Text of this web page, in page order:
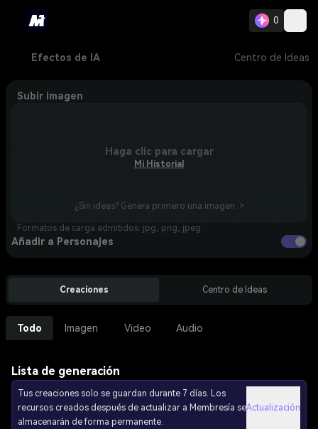
0
Efectos de IA Centro de Ideas
Subir imagen
Haga clic para cargar
Mi Historial
¿Sin ideas? Genera primero una imagen. >
Formatos de carga admitidos: jpg, png, jpeg.
Añadir a Personajes
Creaciones Centro de Ideas
Todo Imagen Video Audio
Lista de generación
Tus creaciones solo se guardan durante 7 días. Los
recursos creados después de actualizar a Membresía se
almacenarán de forma permanente.
Actualización